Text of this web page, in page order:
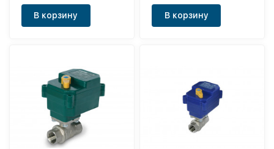
эл.привод.220В.2шт)
В корзину В корзину